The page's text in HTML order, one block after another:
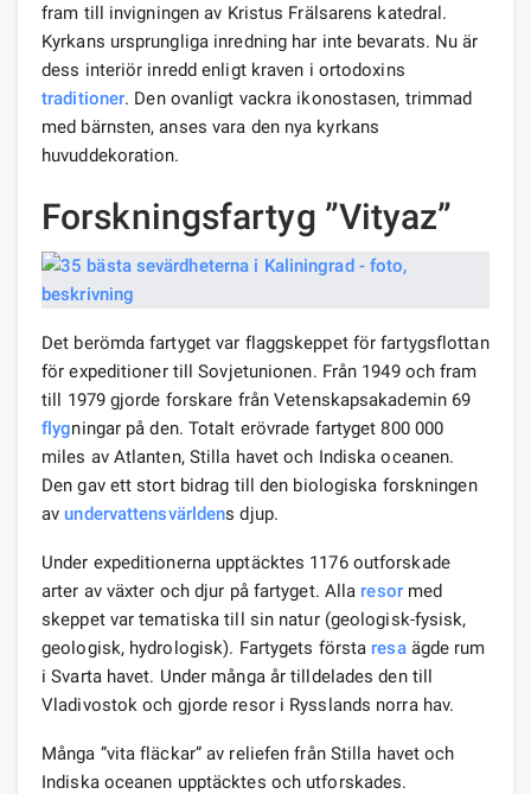
fram till invigningen av Kristus Frälsarens katedral.
Kyrkans ursprungliga inredning har inte bevarats. Nu är
dess interiör inredd enligt kraven i ortodoxins
traditioner. Den ovanligt vackra ikonostasen, trimmad
med bärnsten, anses vara den nya kyrkans
huvuddekoration.
Forskningsfartyg ”Vityaz”
Det berömda fartyget var flaggskeppet för fartygsflottan
för expeditioner till Sovjetunionen. Från 1949 och fram
till 1979 gjorde forskare från Vetenskapsakademin 69
flygningar på den. Totalt erövrade fartyget 800 000
miles av Atlanten, Stilla havet och Indiska oceanen.
Den gav ett stort bidrag till den biologiska forskningen
avundervattensvärldens djup.
Under expeditionerna upptäcktes 1176 outforskade
arter av växter och djur på fartyget. Alla resormed
skeppet var tematiska till sin natur (geologisk-fysisk,
geologisk, hydrologisk). Fartygets första resaägde rum
i Svarta havet. Under många år tilldelades den till
Vladivostok och gjorde resor i Rysslands norra hav.
Många ”vita fläckar” av reliefen från Stilla havet och
Indiska oceanen upptäcktes och utforskades.